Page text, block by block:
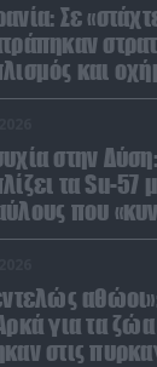
Σε
και
μετά από
στην
τα Su-57
που
μέσα από
για τα
στις